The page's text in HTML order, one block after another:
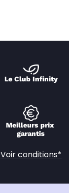
Le Club Infinity
Meilleurs prix
garantis
Voir conditions*